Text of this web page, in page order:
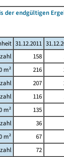
endgültigen
31.12.2011
158
m² 216
207
116
m² 135
36
m² 67
72